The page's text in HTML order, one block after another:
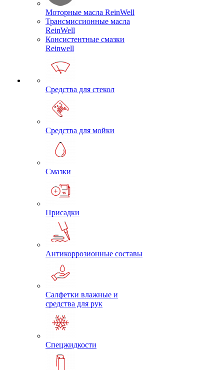
Моторные масла ReinWell
Трансмиссионные масла
ReinWell
Консистентные смазки
Reinwell
Средства для стекол
Средства для мойки
Смазки
Присадки
Антикоррозионные составы
Салфетки влажные и
средства для рук
Спецжидкости